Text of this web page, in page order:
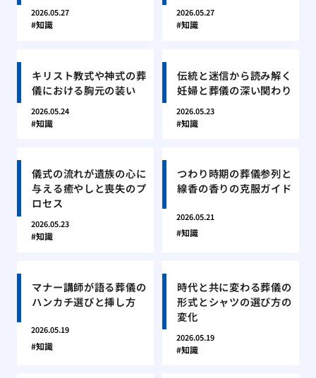
2026.05.27
知識
2026.05.27
知識
キリスト教式や神式の葬
儀における胸元の装い
2026.05.24
知識
伝統と迷信から読み解く
妊婦と葬儀の深い関わり
2026.05.23
知識
儀式の流れが遺族の心に
与える癒やしと喪失のプ
ロセス
2026.05.23
知識
つわり時期の葬儀参列と
線香の香りの克服ガイド
2026.05.21
知識
マナー講師が語る葬儀の
ハンカチ選びと挿し方
2026.05.19
知識
時代と共に変わる葬儀の
形式とシャツの選び方の
変化
2026.05.19
知識